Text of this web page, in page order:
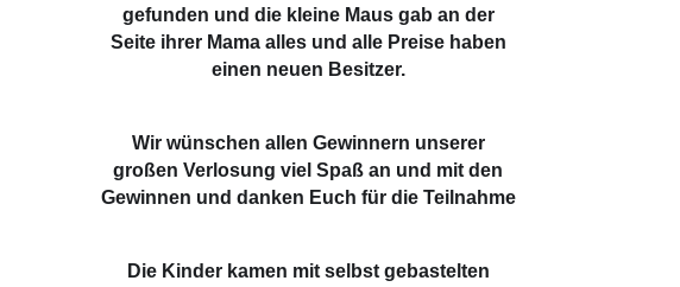
gefunden und die kleine Maus gab an der
Seite ihrer Mama alles und alle Preise haben
einen neuen Besitzer.
Wir wünschen allen Gewinnern unserer
großen Verlosung viel Spaß an und mit den
Gewinnen und danken Euch für die Teilnahme
Die Kinder kamen mit selbst gebastelten